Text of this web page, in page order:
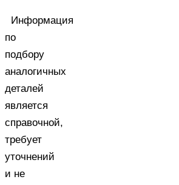
Информация
по
подбору
аналогичных
деталей
является
справочной,
требует
уточнений
и не